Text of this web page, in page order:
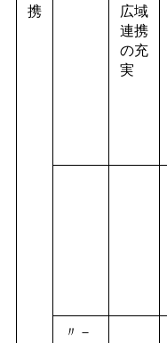
携
広域
連携
の充
実
〃－